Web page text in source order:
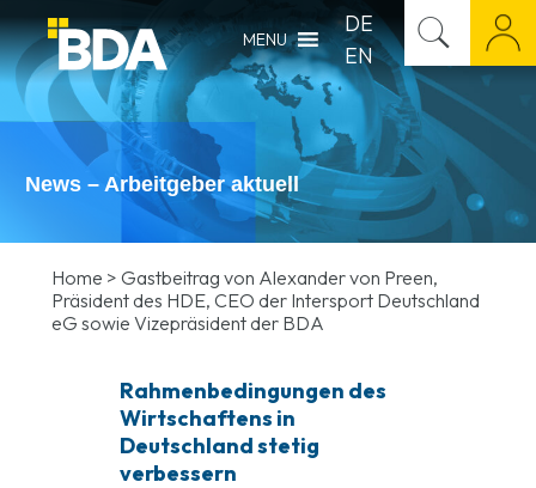
MENU
DE
EN
News – Arbeitgeber aktuell
Home > Gastbeitrag von Alexander von Preen,
Präsident des HDE, CEO der Intersport Deutschland
eG sowie Vizepräsident der BDA
Rahmenbedingungen des
Wirtschaftens in
Deutschland stetig
verbessern